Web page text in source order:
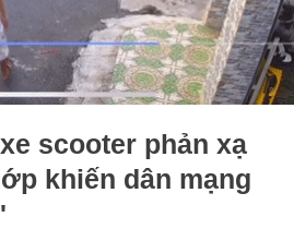
scooter phản xạ
khiến dân mạng